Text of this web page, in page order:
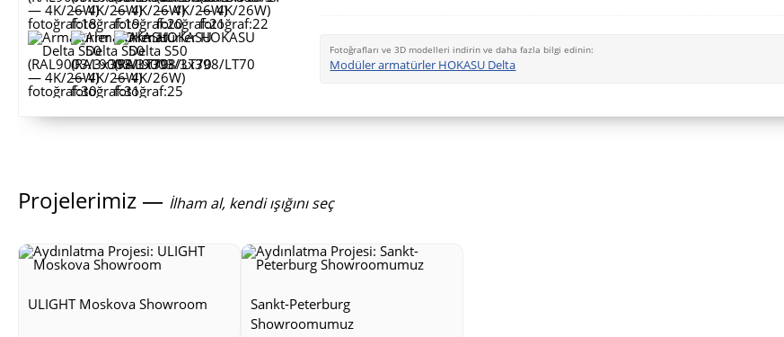
Fotoğrafları ve 3D modelleri indirin ve daha fazla bilgi edinin:
Modüler armatürler HOKASU Delta
Projelerimiz — İlham al, kendi ışığını seç
ULIGHT Moskova Showroom
Sankt-Peterburg
Showroomumuz